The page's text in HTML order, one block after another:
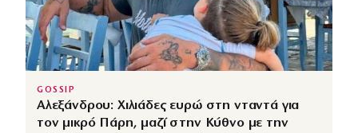
GOSSIP
Αλεξάνδρου: Χιλιάδες ευρώ στη νταντά για
τον μικρό Πάρη, μαζί στην Κύθνο με την